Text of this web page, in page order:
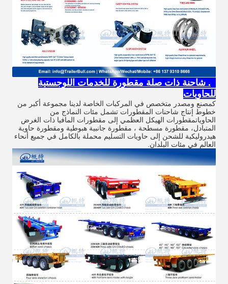
6. شاحنة ذات صلة مقطورة للخدمات اللوجستية
للحاويات
كمصنع ومصدر متخصص في المركبات الخاصة لدينا مجموعة أكبر من
خطوط إنتاج شاحنات المقطورات تشمل مئات النماذج من
الحاوياتمقطورات الهيكل العظمي إلى مقطورات المافيا ذات الغرض
المتبادل، مقطورة مسطحة ، مقطورة جانبية هبوطية ومقطورة حاوية
هيدروليكية للشحن إلى حاويات التسليم محملة بالكامل في جميع أنحاء
العالم في مئات البلدان.